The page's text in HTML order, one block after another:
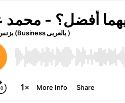
بزنس بالعربي (Business بالعربى )
More Info Share